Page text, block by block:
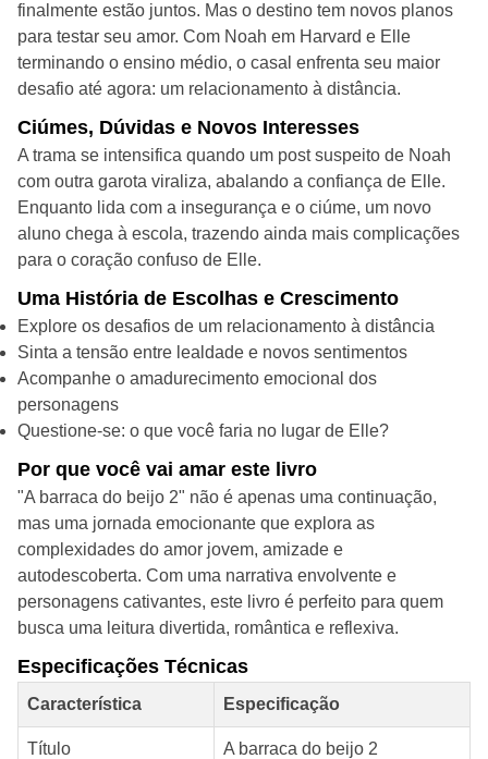
finalmente estão juntos. Mas o destino tem novos planos
para testar seu amor. Com Noah em Harvard e Elle
terminando o ensino médio, o casal enfrenta seu maior
desafio até agora: um relacionamento à distância.
Ciúmes, Dúvidas e Novos Interesses
A trama se intensifica quando um post suspeito de Noah
com outra garota viraliza, abalando a confiança de Elle.
Enquanto lida com a insegurança e o ciúme, um novo
aluno chega à escola, trazendo ainda mais complicações
para o coração confuso de Elle.
Uma História de Escolhas e Crescimento
Explore os desafios de um relacionamento à distância
Sinta a tensão entre lealdade e novos sentimentos
Acompanhe o amadurecimento emocional dos
personagens
Questione-se: o que você faria no lugar de Elle?
Por que você vai amar este livro
"A barraca do beijo 2" não é apenas uma continuação,
mas uma jornada emocionante que explora as
complexidades do amor jovem, amizade e
autodescoberta. Com uma narrativa envolvente e
personagens cativantes, este livro é perfeito para quem
busca uma leitura divertida, romântica e reflexiva.
Especificações Técnicas
Característica Especificação
Título A barraca do beijo 2